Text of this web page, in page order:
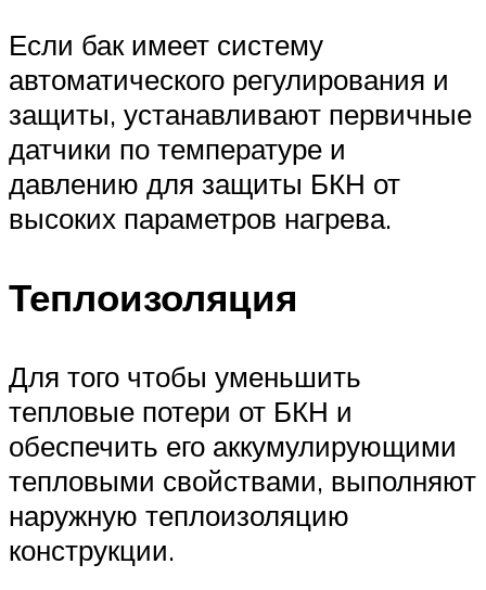
Если бак имеет систему
автоматического регулирования и
защиты, устанавливают первичные
датчики по температуре и
давлению для защиты БКН от
высоких параметров нагрева.
Теплоизоляция
Для того чтобы уменьшить
тепловые потери от БКН и
обеспечить его аккумулирующими
тепловыми свойствами, выполняют
наружную теплоизоляцию
конструкции.